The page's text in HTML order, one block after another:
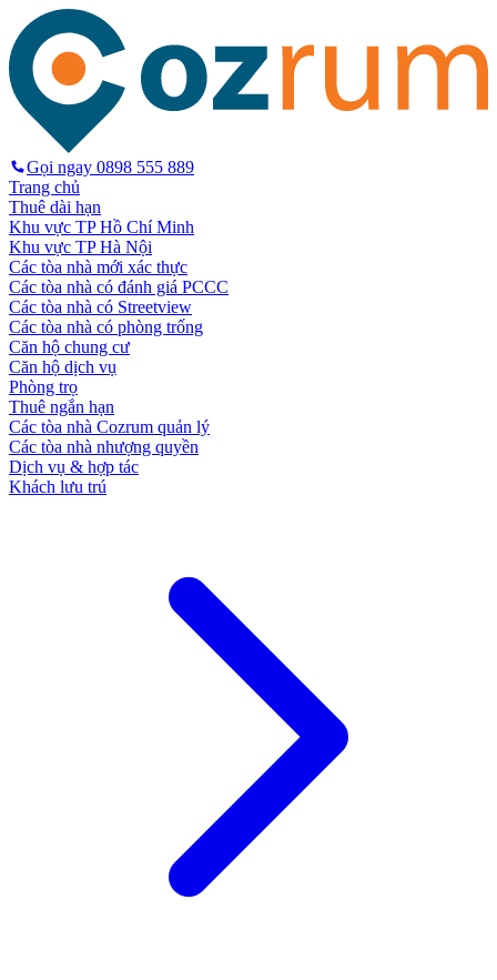
Gọi ngay 0898 555 889
Trang chủ
Thuê dài hạn
Khu vực TP Hồ Chí Minh
Khu vực TP Hà Nội
Các tòa nhà mới xác thực
Các tòa nhà có đánh giá PCCC
Các tòa nhà có Streetview
Các tòa nhà có phòng trống
Căn hộ chung cư
Căn hộ dịch vụ
Phòng trọ
Thuê ngắn hạn
Các tòa nhà Cozrum quản lý
Các tòa nhà nhượng quyền
Dịch vụ & hợp tác
Khách lưu trú